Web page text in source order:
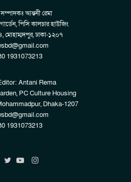
সম্পাদকঃ আন্তনী রেমা
পিসি কালচার হাউজিং
মোহাম্মদপুর, ঢাকা-১২০৭
1931073213
Antani Rema
PC Culture Housing
Dhaka-1207
1931073213
Instagram